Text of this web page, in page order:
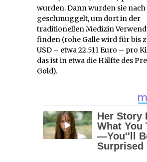
wurden. Dann wurden sie nach
geschmuggelt, um dort in der
traditionellen Medizin
finden (rohe Galle wird für bis
USD – etwa 22.511 Euro – pro
das ist in etwa die Hälfte des
Gold).